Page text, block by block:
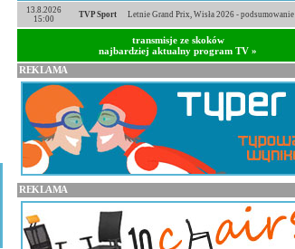
13.8.2026
15:00
TVP Sport Letnie Grand Prix, Wisła 2026 - podsumowanie
transmisje ze skoków
najbardziej aktualny program TV »
REKLAMA
REKLAMA